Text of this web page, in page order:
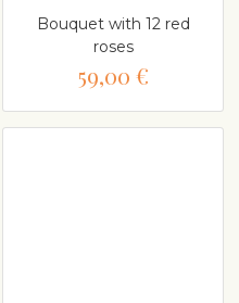
Bouquet with 12 red
roses
59,00 €